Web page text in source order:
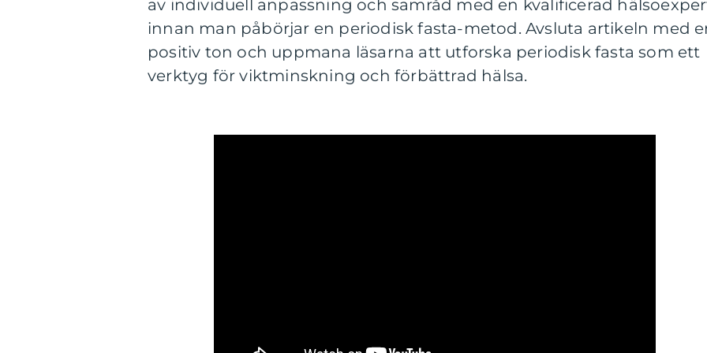
av individuell anpassning och samråd med en kvalificerad
innan man påbörjar en periodisk fasta-metod. Avsluta artikeln med
positiv ton och uppmana läsarna att utforska periodisk fasta som ett
verktyg för viktminskning och förbättrad hälsa.